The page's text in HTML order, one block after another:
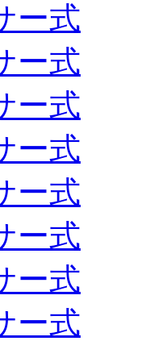
ー式
ー式
ー式
ー式
ー式
ー式
ー式
ー式